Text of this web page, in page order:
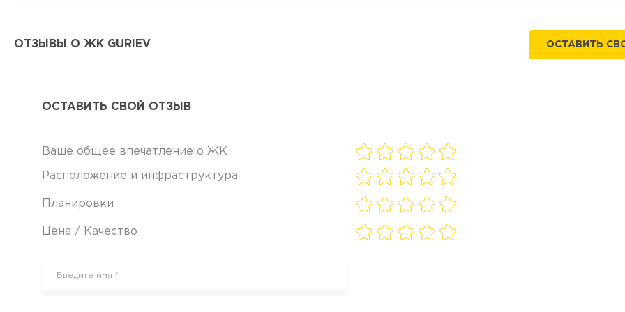
ОТЗЫВЫ О ЖК GURIEV ОСТАВИТЬ
ОСТАВИТЬ СВОЙ ОТЗЫВ
Ваше общее впечатление о ЖК
Расположение и инфраструктура
Планировки
Цена / Качество